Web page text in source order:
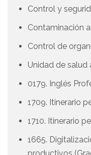
Control y
Contaminación
Control de
Unidad de salud
0179. Inglés
1709. Itinerario
1710. Itinerario
1665.